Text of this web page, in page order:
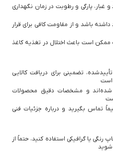
غبار، پارگی و رطوبت در زمان نگهداری
باشد و از مقاومت کافی برای قرار
است باعث اختلال در تغذیه کاغذ
تضمینی برای دریافت کالایی
است
شده‌اند و مشخصات دقیق محصولات
تماس بگیرید و درباره جزئیات فنی
رنگی یا گرافیکی استفاده کنید، حتماً از
شوید